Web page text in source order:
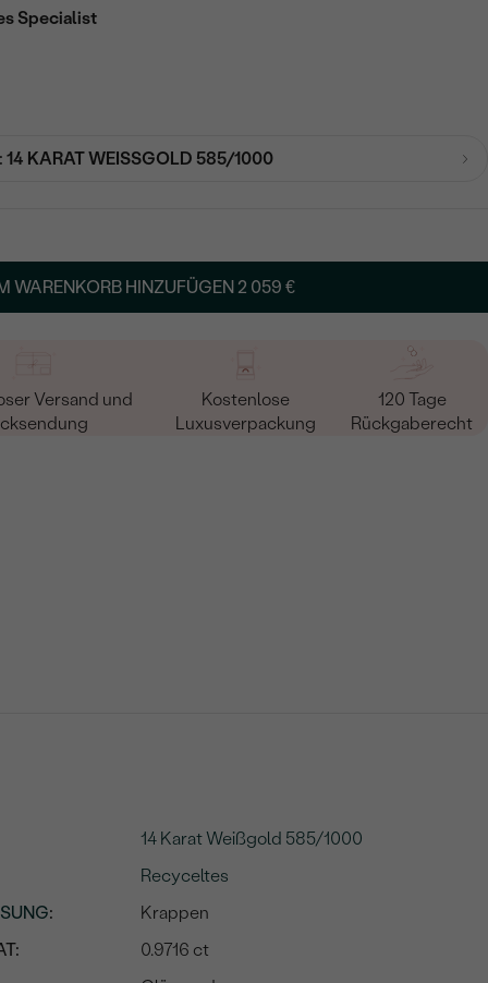
Specialist
14 KARAT WEISSGOLD 585/1000
WARENKORB HINZUFÜGEN 2 059 €
Versand und
Kostenlose
Luxusverpackung
120 Tage
Rückgaberecht
14 Karat Weißgold 585/1000
Recyceltes
:
Krappen
0.9716 ct